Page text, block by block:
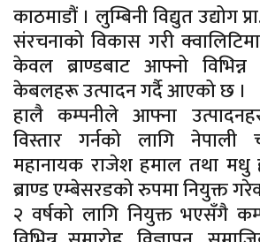
काठमाडौं । लुम्बिनी विद्युत उद्योग
संरचनाको विकास गरी
केवल ब्राण्डबाट आफ्नो विभिन्न
केबलहरू उत्पादन गर्दै आएको छ ।
हालै कम्पनीले आफ्ना
विस्तार गर्नको लागि नेपाली
महानायक राजेश हमाल तथा मधु
ब्राण्ड एम्बेसरडको रुपमा नियुक्त
२ वर्षको लागि नियुक्त भएसँगै